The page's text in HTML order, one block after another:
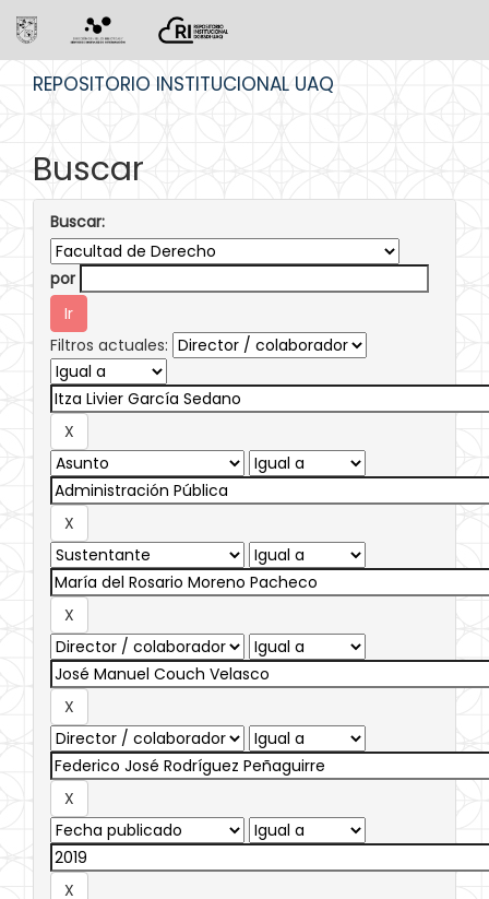
REPOSITORIO INSTITUCIONAL UAQ
Buscar
Buscar:
por
Filtros actuales: